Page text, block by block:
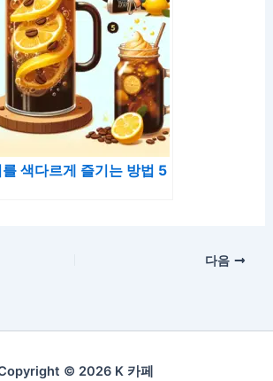
색다르게 즐기는 방법 5
다음
© 2026 K 카페